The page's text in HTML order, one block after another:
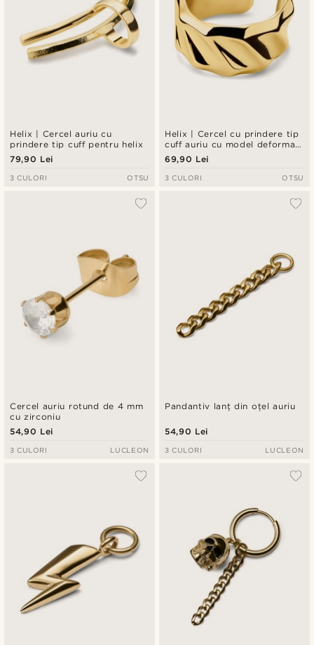
Helix | Cercel auriu cu
prindere tip cuff pentru helix
79,90 Lei
3 CULORI OTSU
Helix | Cercel cu prindere tip
cuff auriu cu model deformat,
de 8 mm
69,90 Lei
3 CULORI OTSU
Cercel auriu rotund de 4 mm
cu zirconiu
54,90 Lei
3 CULORI LUCLEON
Pandantiv lanț din oțel auriu
54,90 Lei
3 CULORI LUCLEON